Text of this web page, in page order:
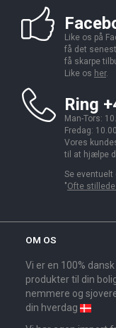
Like os på
få det
få skarpe
Like os her.
Ring
Man-Tors:
Fredag:
Vores
til at hjælpe
Se eventuelt
"Ofte
OM OS
Vi er en 100%
produkter til din
nemmere og
din hverdag